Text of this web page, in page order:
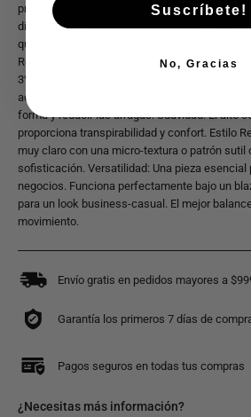
proporciona una comodidad y libertad de
día dinámico. Funcionalidad y Diseño: Corte
que se ajusta a la figura para un look más
Rendimiento: 65% Algodón, 32% Poliéster, 3%
3% de Elastano (Spandex) garantiza un
adapta a su actividad. Fácil Cuidado: El
forma y reducir las arrugas. Suavidad: El alto
proporciona transpirabilidad y confort. Estilo
muy claro con una micro-textura o patrón sutil
sofisticación. Versatilidad: Una pieza esencial
negocios. Funciona perfectamente bajo un
para un look business-casual. El mejor
movimiento.
Envío gratis en pedidos mayores a
Garantía los primeros 7 días de
Pagos seguros en todas tus compras
¿Necesitas más información?
Suscríbete!
No, Gracias